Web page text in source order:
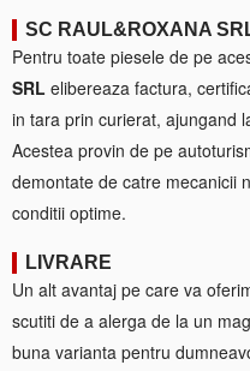
SC RAUL&ROXANA
Pentru toate piesele de pe
SRL elibereaza factura,
in tara prin curierat, ajungand
Acestea provin de pe
demontate de catre mecanicii
conditii optime.
LIVRARE
Un alt avantaj pe care va
scutiti de a alerga de la un
buna varianta pentru